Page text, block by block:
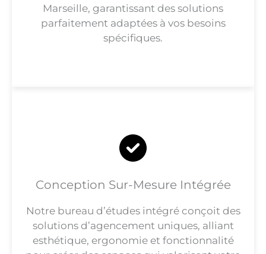
Marseille, garantissant des solutions
parfaitement adaptées à vos besoins
spécifiques.
Conception Sur-Mesure Intégrée
Notre bureau d’études intégré conçoit des
solutions d’agencement uniques, alliant
esthétique, ergonomie et fonctionnalité